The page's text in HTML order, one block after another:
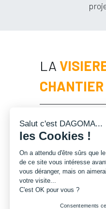
LA
CHANTIER
Ce dispositif
utiliser en plus
santé
marquage CE.
Ce produit a été
spécialisée
Salut c'est DAGOMA...
les Cookies !
On a attendu d'être sûrs que
de ce site vous intéresse
vous déranger, mais on
votre visite...
C'est OK pour vous ?
Consentements